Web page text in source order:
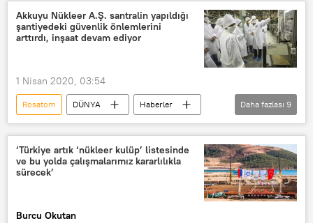
EKONOMİ
GÖRÜŞ
Enerji ve Tabii Kaynaklar Bakanlığı
Doğu Akdeniz
Akkuyu Nükleer A.Ş. santralin yapıldığı
şantiyedeki güvenlik önlemlerini
arttırdı, inşaat devam ediyor
1 Nisan 2020, 03:54
Rosatom DÜNYA
Haberler
Türkiye
Akkuyu Nükleer A.Ş
Akkuyu NGS
Koronavirüs
inşaat
Salgın
Önlem
Daha fazlası 9
‘Türkiye artık ‘nükleer kulüp’ listesinde
ve bu yolda çalışmalarımız kararlılıkla
sürecek’
Burcu Okutan